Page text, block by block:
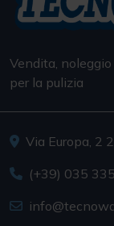
Vendita,
per la pulizia
Via Europa, 2
(+39) 035